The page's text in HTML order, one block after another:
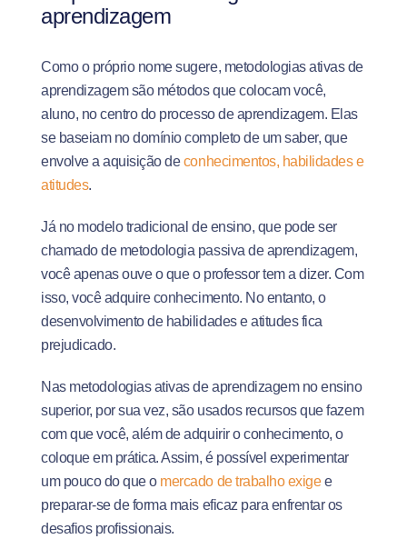
aprendizagem
Como o próprio nome sugere, metodologias ativas de
aprendizagem são métodos que colocam você,
aluno, no centro do processo de aprendizagem. Elas
se baseiam no domínio completo de um saber, que
envolve a aquisição deconhecimentos, habilidades e
atitudes.
Já no modelo tradicional de ensino, que pode ser
chamado de metodologia passiva de aprendizagem,
você apenas ouve o que o professor tem a dizer. Com
isso, você adquire conhecimento. No entanto, o
desenvolvimento de habilidades e atitudes fica
prejudicado.
Nas metodologias ativas de aprendizagem no ensino
superior, por sua vez, são usados recursos que fazem
com que você, além de adquirir o conhecimento, o
coloque em prática. Assim, é possível experimentar
um pouco do que o mercado de trabalho exigee
preparar-se de forma mais eficaz para enfrentar os
desafios profissionais.